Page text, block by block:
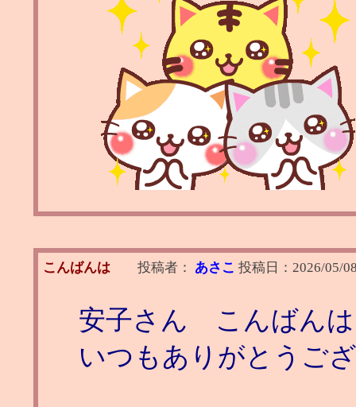
こんばんは 投稿者： あさこ 投稿日： 2026/05/
安子さん こんばんは
いつもありがとうご